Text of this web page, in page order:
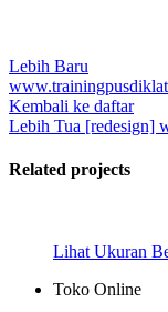
Lebih Baru
Kembali ke daftar
Lebih Tua [redesign]
Related projects
Lihat Ukuran
Toko Online